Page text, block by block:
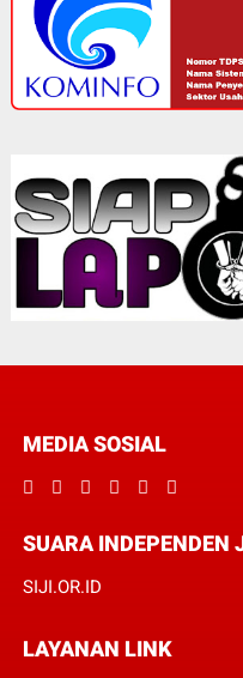
MEDIA SOSIAL
SUARA INDEPENDEN
SIJI.OR.ID
LAYANAN LINK